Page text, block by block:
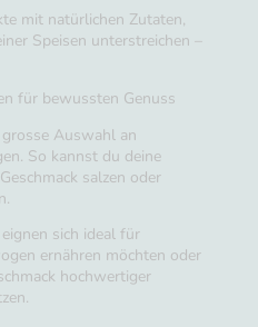
mit natürlichen Zutaten,
Speisen unterstreichen –
für bewussten Genuss
Auswahl an
So kannst du deine
salzen oder
sich ideal für
ernähren möchten oder
hochwertiger